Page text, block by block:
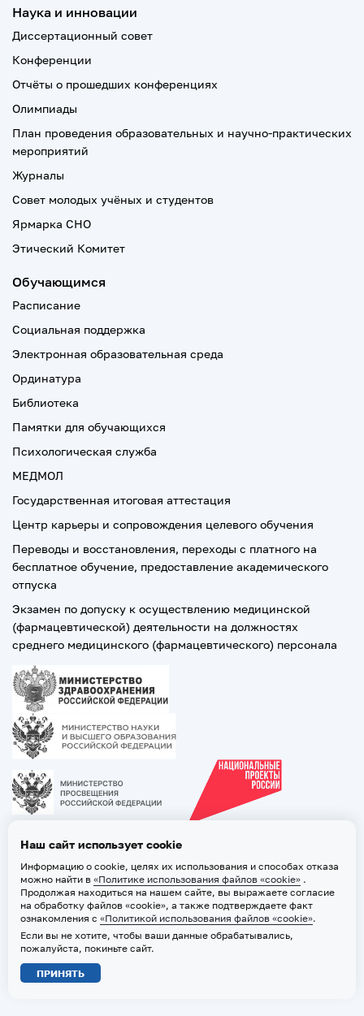
Наука и инновации
Диссертационный совет
Конференции
Отчёты о прошедших конференциях
Олимпиады
План проведения образовательных и научно-практических
мероприятий
Журналы
Совет молодых учёных и студентов
Ярмарка СНО
Этический Комитет
Обучающимся
Расписание
Социальная поддержка
Электронная образовательная среда
Ординатура
Библиотека
Памятки для обучающихся
Психологическая служба
МЕДМОЛ
Государственная итоговая аттестация
Центр карьеры и сопровождения целевого обучения
Переводы и восстановления, переходы с платного на
бесплатное обучение, предоставление академического
отпуска
Экзамен по допуску к осуществлению медицинской
(фармацевтической) деятельности на должностях
среднего медицинского (фармацевтического) персонала
2026 © ТВГМУ. Все права защищены
Политика обработки персональных данных
Политика использования файлов «cookie»
Наш сайт использует cookie
Информацию о cookie, целях их использования и способах отказа
можно найти в «Политике использования файлов «cookie» .
Продолжая находиться на нашем сайте, вы выражаете согласие
на обработку файлов «cookie», а также подтверждаете факт
ознакомления с «Политикой использования файлов «cookie».
Если вы не хотите, чтобы ваши данные обрабатывались,
пожалуйста, покиньте сайт.
ПРИНЯТЬ